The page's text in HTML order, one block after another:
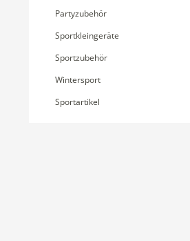
Partyzubehör
Sportkleingeräte
Sportzubehör
Wintersport
Sportartikel